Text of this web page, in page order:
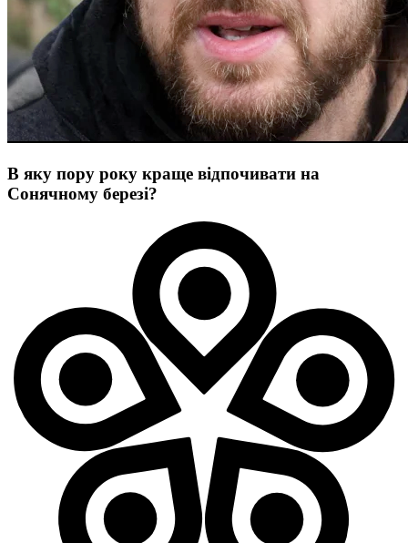
В яку пору року краще відпочивати на
Сонячному березі?